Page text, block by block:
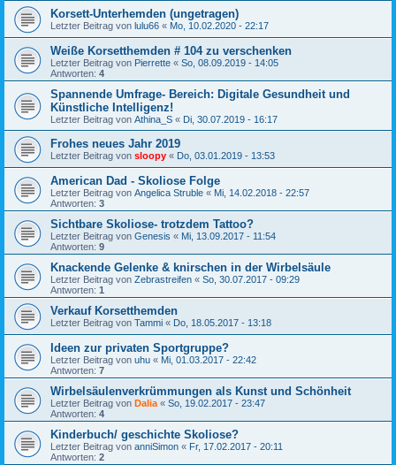
Korsett-Unterhemden (ungetragen)
Letzter Beitrag von lulu66 « Mo, 10.02.2020 - 22:17
Weiße Korsetthemden # 104 zu verschenken
Letzter Beitrag von Pierrette « So, 08.09.2019 - 14:05
Antworten: 4
Spannende Umfrage- Bereich: Digitale Gesundheit und
Künstliche Intelligenz!
Letzter Beitrag von Athina_S « Di, 30.07.2019 - 16:17
Frohes neues Jahr 2019
Letzter Beitrag von sloopy « Do, 03.01.2019 - 13:53
American Dad - Skoliose Folge
Letzter Beitrag von Angelica Struble « Mi, 14.02.2018 - 22:57
Antworten: 3
Sichtbare Skoliose- trotzdem Tattoo?
Letzter Beitrag von Genesis « Mi, 13.09.2017 - 11:54
Antworten: 9
Knackende Gelenke & knirschen in der Wirbelsäule
Letzter Beitrag von Zebrastreifen « So, 30.07.2017 - 09:29
Antworten: 1
Verkauf Korsetthemden
Letzter Beitrag von Tammi « Do, 18.05.2017 - 13:18
Ideen zur privaten Sportgruppe?
Letzter Beitrag von uhu « Mi, 01.03.2017 - 22:42
Antworten: 7
Wirbelsäulenverkrümmungen als Kunst und Schönheit
Letzter Beitrag von Dalia « So, 19.02.2017 - 23:47
Antworten: 4
Kinderbuch/ geschichte Skoliose?
Letzter Beitrag von anniSimon « Fr, 17.02.2017 - 20:11
Antworten: 2